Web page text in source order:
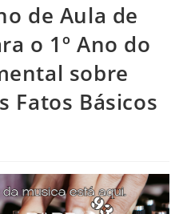
de Aula de
o 1º Ano do
sobre
Fatos Básicos